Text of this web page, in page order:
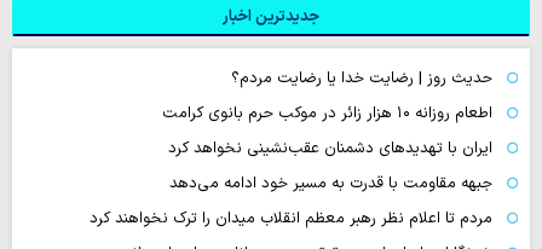
جدیدترین اخبار
حدیث روز | رضایت خدا یا رضایت مردم؟
اطعام روزانه ۱۰ هزار زائر در موکب حرم بانوی کرامت
ایران با تهدیدهای دشمنان عقب‌نشینی نخواهد کرد
جبهه مقاومت با قدرت به مسیر خود ادامه می‌دهد
مردم تا اعلام نظر رهبر معظم انقلاب میدان را ترک نخواهند کرد